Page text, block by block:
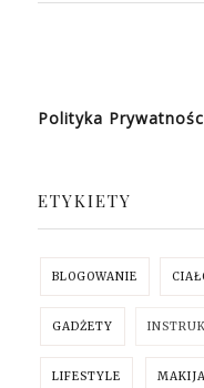
Polityka
ETYKIETY
BLOGOWANIE
GADŻETY
LIFESTYLE